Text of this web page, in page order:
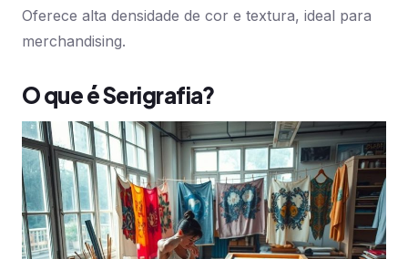
Oferece alta densidade de cor e textura, ideal para
merchandising.
O que é Serigrafia?